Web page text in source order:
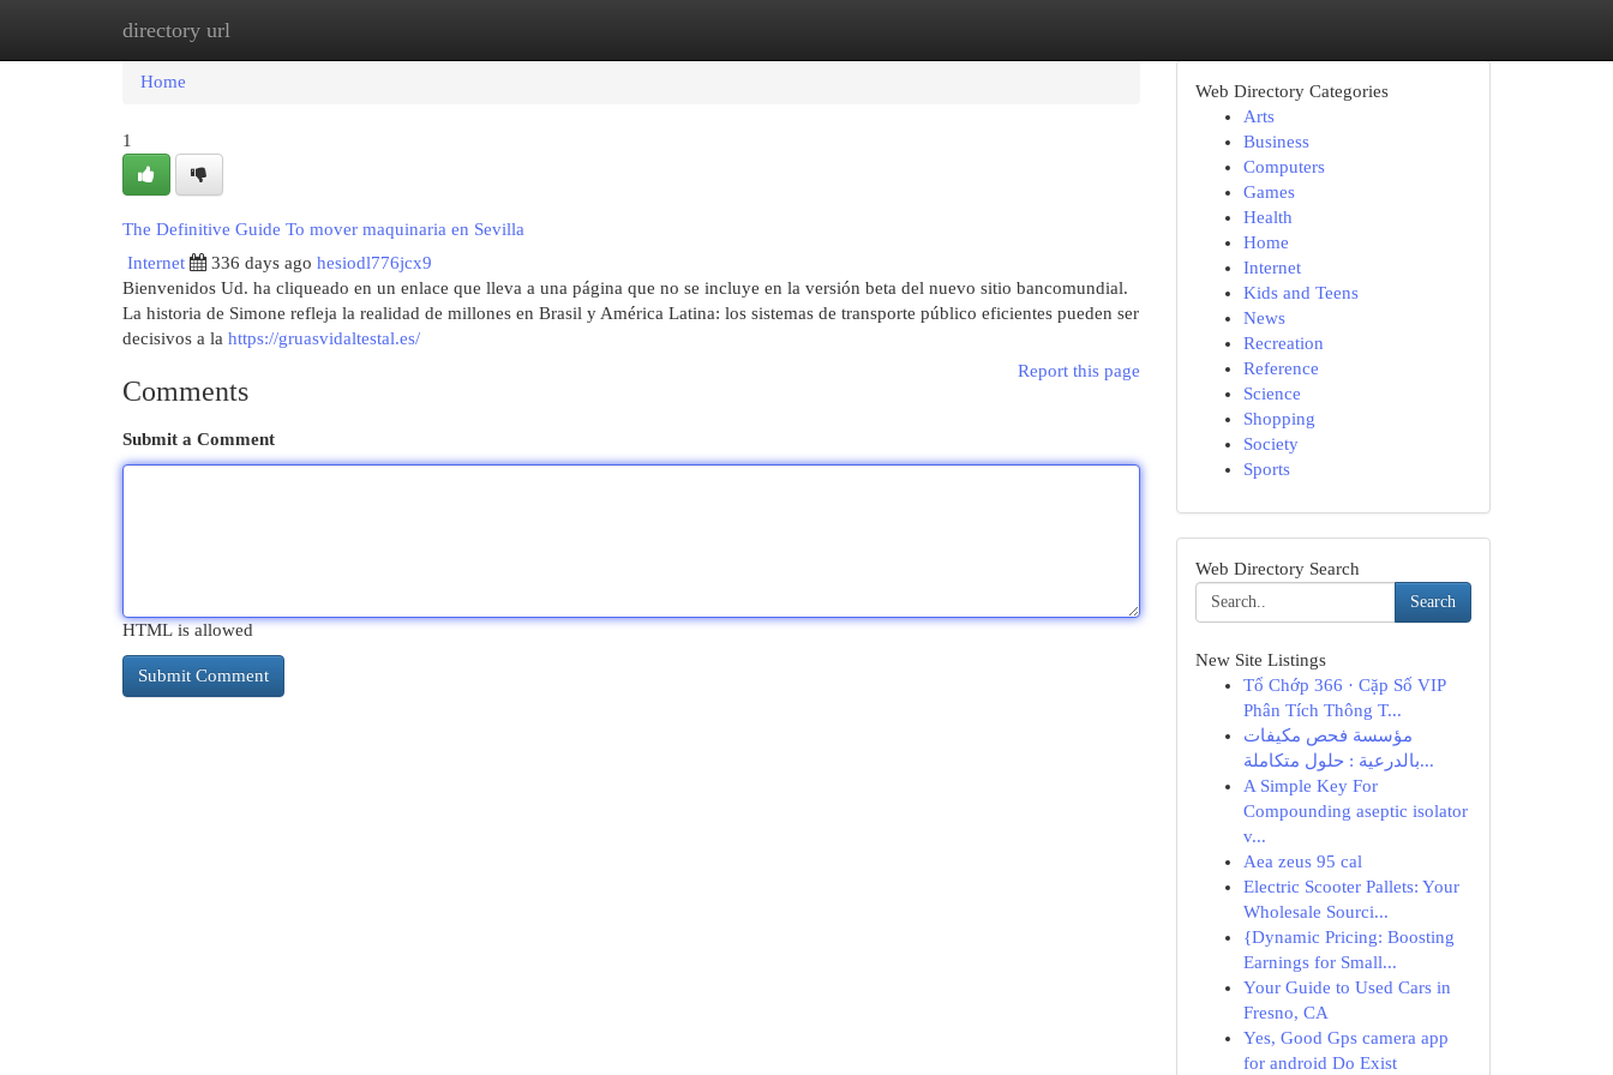
directory url
Home
Home
1
The Definitive Guide To mover maquinaria en Sevilla
Internet
336 days ago hesiodl776jcx9
Bienvenidos Ud. ha cliqueado en un enlace que lleva a una página que no se incluye en la versión beta del nuevo sitio bancomundial.
La historia de Simone refleja la realidad de millones en Brasil y América Latina: los sistemas de transporte público eficientes pueden ser
decisivos a la https://gruasvidaltestal.es/
Report this page
Comments
Submit a Comment
HTML is allowed
Web Directory Categories
Arts
Business
Computers
Games
Health
Home
Internet
Kids and Teens
News
Recreation
Reference
Science
Shopping
Society
Sports
Web Directory Search
Search
New Site Listings
Tổ Chớp 366 · Cặp Số VIP
Phân Tích Thông T...
مؤسسة فحص مكيفات
بالدرعية : حلول متكاملة...
A Simple Key For
Compounding aseptic isolator
v...
Aea zeus 95 cal
Electric Scooter Pallets: Your
Wholesale Sourci...
{Dynamic Pricing: Boosting
Earnings for Small...
Your Guide to Used Cars in
Fresno, CA
Yes, Good Gps camera app
for android Do Exist